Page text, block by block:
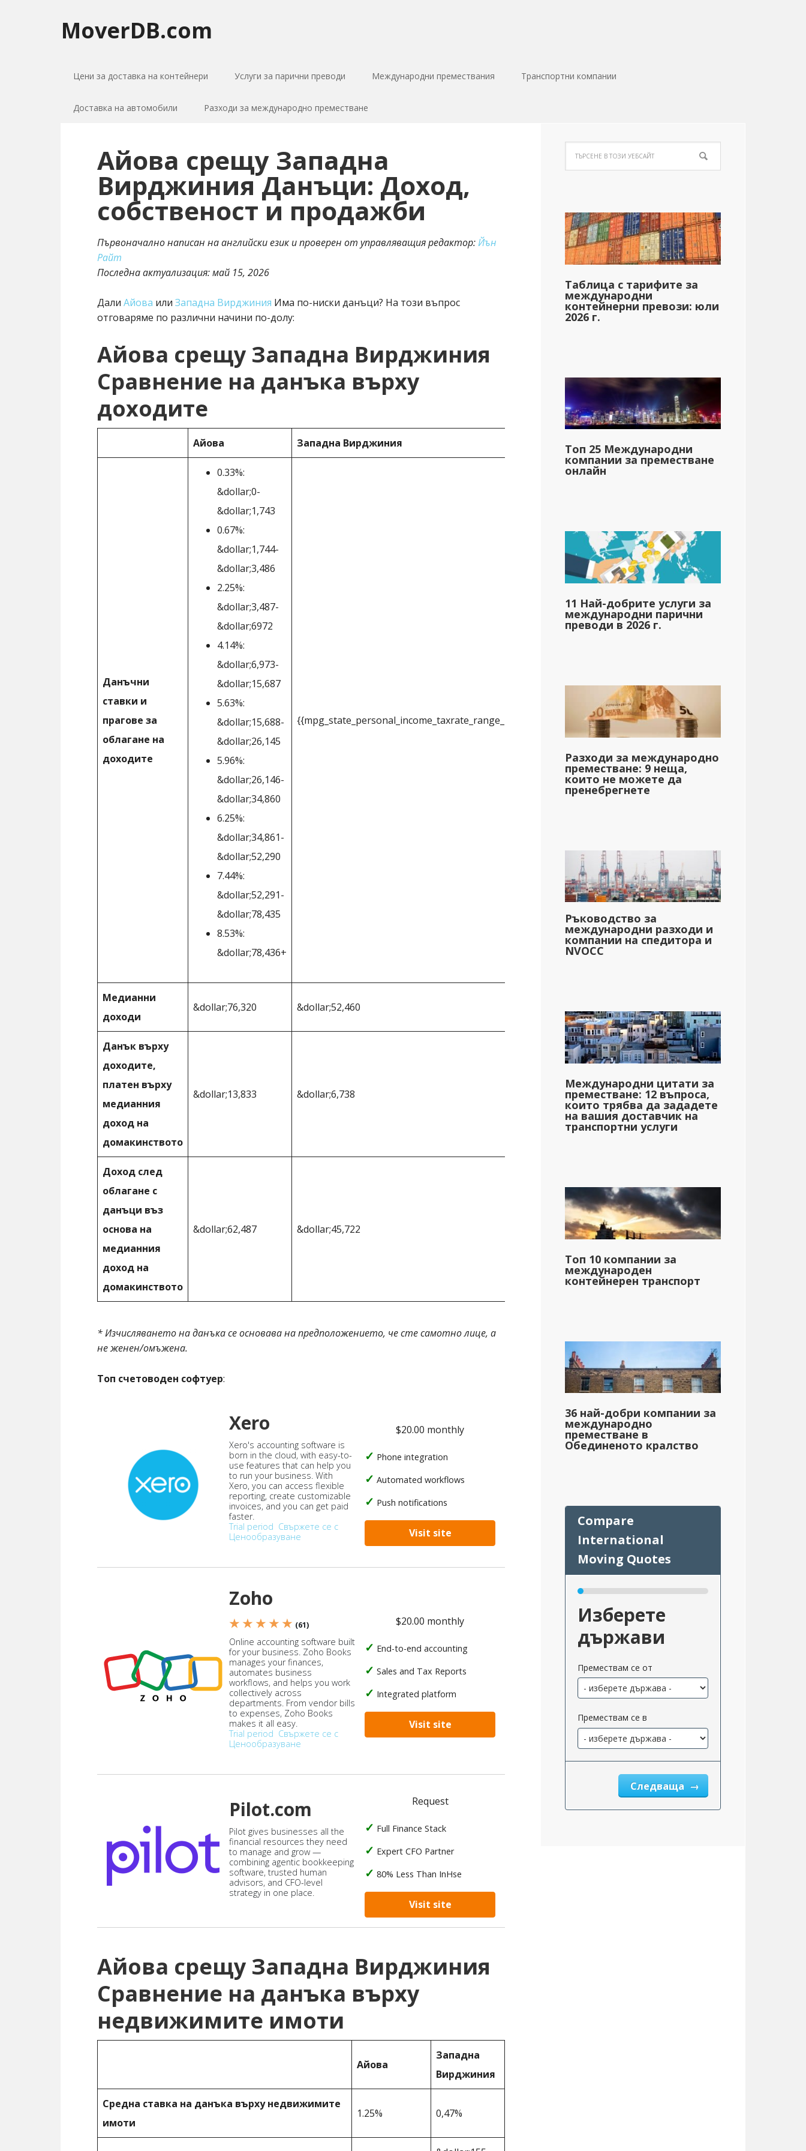
MoverDB.com
Цени за доставка на контейнери Услуги за парични преводи Международни премествания Транспортни компании
Доставка на автомобили Разходи за международно преместване
Айова срещу Западна
Вирджиния Данъци: Доход,
собственост и продажби
Първоначално написан на английски език и проверен от управляващия редактор:Йън
Райт
Последна актуализация:май 15, 2026
Дали Айова или Западна Вирджиния Има по-ниски данъци? На този въпрос
отговаряме по различни начини по-долу:
Айова срещу Западна Вирджиния
Сравнение на данъка върху
доходите
Айова Западна Вирджиния
Данъчни
ставки и
прагове за
облагане на
доходите
0.33%:
&dollar;0-
&dollar;1,743
0.67%:
&dollar;1,744-
&dollar;3,486
2.25%:
&dollar;3,487-
&dollar;6972
4.14%:
&dollar;6,973-
&dollar;15,687
5.63%:
&dollar;15,688-
&dollar;26,145
5.96%:
&dollar;26,146-
&dollar;34,860
6.25%:
&dollar;34,861-
&dollar;52,290
7.44%:
&dollar;52,291-
&dollar;78,435
8.53%:
&dollar;78,436+
{{mpg_state_personal_income_taxrate_range_2}}
Медианни
доходи
&dollar;76,320 &dollar;52,460
Данък върху
доходите,
платен върху
медианния
доход на
домакинството
&dollar;13,833 &dollar;6,738
Доход след
облагане с
данъци въз
основа на
медианния
доход на
домакинството
&dollar;62,487 &dollar;45,722
* Изчисляването на данъка се основава на предположението, че сте самотно лице, а
не женен/омъжена.
Топ счетоводен софтуер:
Xero
Xero's accounting software is
born in the cloud, with easy-to-
use features that can help you
to run your business. With
Xero, you can access flexible
reporting, create customizable
invoices, and you can get paid
faster.
Trial period Свържете се с
Ценообразуване
$20.00 monthly
Phone integration
Automated workflows
Push notifications
Visit site
Zoho
★ ★ ★ ★ ★ (61)
Online accounting software built
for your business. Zoho Books
manages your finances,
automates business
workflows, and helps you work
collectively across
departments. From vendor bills
to expenses, Zoho Books
makes it all easy.
Trial period Свържете се с
Ценообразуване
$20.00 monthly
End-to-end accounting
Sales and Tax Reports
Integrated platform
Visit site
Pilot.com
Pilot gives businesses all the
financial resources they need
to manage and grow —
combining agentic bookkeeping
software, trusted human
advisors, and CFO-level
strategy in one place.
Request
Full Finance Stack
Expert CFO Partner
80% Less Than InHse
Visit site
Айова срещу Западна Вирджиния
Сравнение на данъка върху
недвижимите имоти
Айова
Западна
Вирджиния
Средна ставка на данъка върху недвижимите
имоти
1.25% 0,47%
Таблица с тарифите за
международни
контейнерни превози: юли
2026 г.
Топ 25 Международни
компании за преместване
онлайн
11 Най-добрите услуги за
международни парични
преводи в 2026 г.
Разходи за международно
преместване: 9 неща,
които не можете да
пренебрегнете
Ръководство за
международни разходи и
компании на спедитора и
NVOCC
Международни цитати за
преместване: 12 въпроса,
които трябва да зададете
на вашия доставчик на
транспортни услуги
Топ 10 компании за
международен
контейнерен транспорт
36 най-добри компании за
международно
преместване в
Обединеното кралство
Изберете
държави
Премествам се от
Премествам се в
Следваща